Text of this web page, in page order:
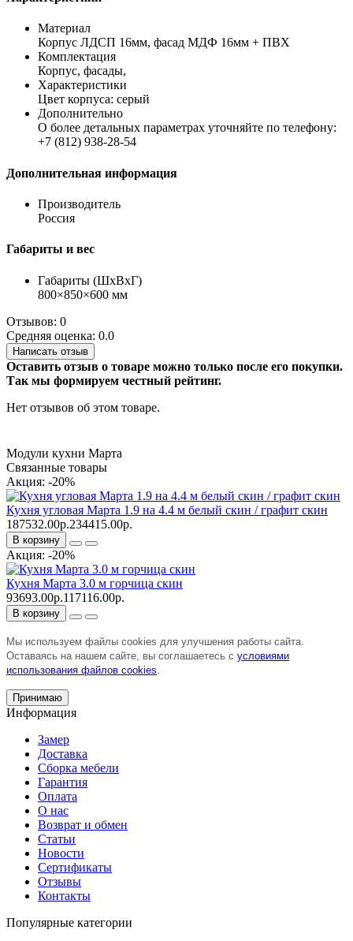
Материал
Корпус ЛДСП 16мм, фасад МДФ 16мм + ПВХ
Комплектация
Корпус, фасады,
Характеристики
Цвет корпуса: серый
Дополнительно
О более детальных параметрах уточняйте по телефону:
+7 (812) 938-28-54
Дополнительная информация
Производитель
Россия
Габариты и вес
Габариты (ШхВхГ)
800×850×600 мм
Отзывов: 0
Средняя оценка: 0.0
Написать отзыв
Оставить отзыв о товаре можно только после его покупки.
Так мы формируем честный рейтинг.
Нет отзывов об этом товаре.
Модули кухни Марта
Связанные товары
Акция: -20%
Кухня угловая Марта 1.9 на 4.4 м белый скин / графит скин
187532.00р.234415.00р.
В корзину
Акция: -20%
Кухня Марта 3.0 м горчица скин
93693.00р.117116.00р.
В корзину
Мы используем файлы cookies для улучшения работы сайта.
Оставаясь на нашем сайте, вы соглашаетесь с условиями
использования файлов cookies
Принимаю
Информация
Замер
Доставка
Сборка мебели
Гарантия
Оплата
О нас
Возврат и обмен
Статьи
Новости
Сертификаты
Отзывы
Контакты
Популярные категории